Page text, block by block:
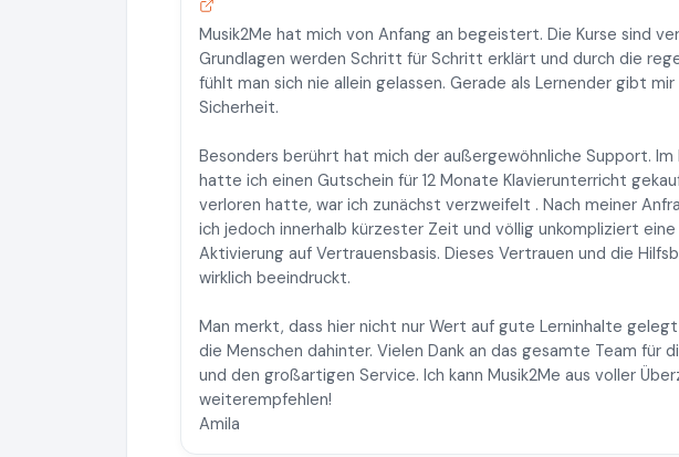
Musik2Me hat mich von Anfang an begeistert. Die Kurse sind
Grundlagen werden Schritt für Schritt erklärt und durch die
fühlt man sich nie allein gelassen. Gerade als Lernender gibt
Sicherheit.
Besonders berührt hat mich der außergewöhnliche Support. Im
hatte ich einen Gutschein für 12 Monate Klavierunterricht
verloren hatte, war ich zunächst verzweifelt . Nach meiner
ich jedoch innerhalb kürzester Zeit und völlig unkompliziert
Aktivierung auf Vertrauensbasis. Dieses Vertrauen und die
wirklich beeindruckt.
Man merkt, dass hier nicht nur Wert auf gute Lerninhalte
die Menschen dahinter. Vielen Dank an das gesamte Team für
und den großartigen Service. Ich kann Musik2Me aus voller
weiterempfehlen!
Amila